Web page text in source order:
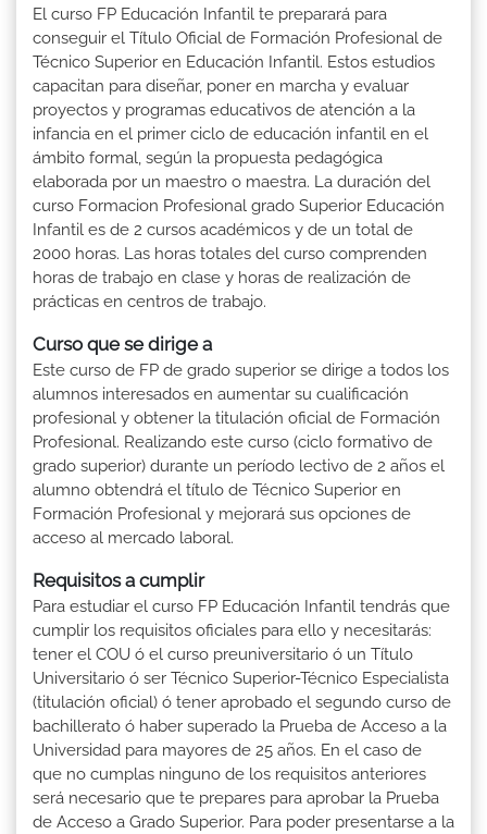
El curso FP Educación Infantil te preparará para
conseguir el Título Oficial de Formación Profesional de
Técnico Superior en Educación Infantil. Estos estudios
capacitan para diseñar, poner en marcha y evaluar
proyectos y programas educativos de atención a la
infancia en el primer ciclo de educación infantil en el
ámbito formal, según la propuesta pedagógica
elaborada por un maestro o maestra. La duración del
curso Formacion Profesional grado Superior Educación
Infantil es de 2 cursos académicos y de un total de
2000 horas. Las horas totales del curso comprenden
horas de trabajo en clase y horas de realización de
prácticas en centros de trabajo.
Curso que se dirige a
Este curso de FP de grado superior se dirige a todos los
alumnos interesados en aumentar su cualificación
profesional y obtener la titulación oficial de Formación
Profesional. Realizando este curso (ciclo formativo de
grado superior) durante un período lectivo de 2 años el
alumno obtendrá el título de Técnico Superior en
Formación Profesional y mejorará sus opciones de
acceso al mercado laboral.
Requisitos a cumplir
Para estudiar el curso FP Educación Infantil tendrás que
cumplir los requisitos oficiales para ello y necesitarás:
tener el COU ó el curso preuniversitario ó un Título
Universitario ó ser Técnico Superior-Técnico Especialista
(titulación oficial) ó tener aprobado el segundo curso de
bachillerato ó haber superado la Prueba de Acceso a la
Universidad para mayores de 25 años. En el caso de
que no cumplas ninguno de los requisitos anteriores
será necesario que te prepares para aprobar la Prueba
de Acceso a Grado Superior. Para poder presentarse a la